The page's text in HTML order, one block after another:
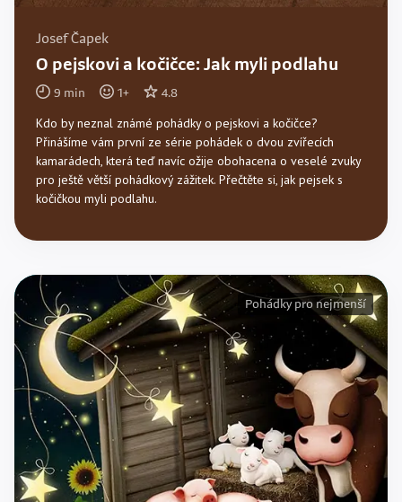
Josef Čapek
O pejskovi a kočičce: Jak myli podlahu
9 min 1+ 4.8
Kdo by neznal známé pohádky o pejskovi a kočičce?
Přinášíme vám první ze série pohádek o dvou zvířecích
kamarádech, která teď navíc ožije obohacena o veselé zvuky
pro ještě větší pohádkový zážitek. Přečtěte si, jak pejsek s
kočičkou myli podlahu.
Pohádky pro nejmenší